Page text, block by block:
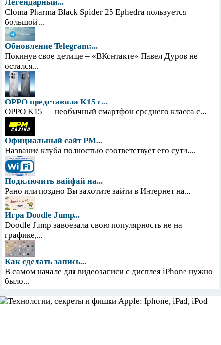
Легендарный...
Cloma Pharma Black Spider 25 Ephedra пользуется
большой ...
Обновление Telegram:...
Покинув свое детище – «ВКонтакте» Павел Дуров не
остался...
OPPO представила K15 с...
OPPO K15 — необычный смартфон среднего класса с...
Официальный сайт PM...
Название клуба полностью соответствует его сути....
Подключить вайфай на...
Рано или поздно Вы захотите зайти в Интернет на...
Игра Doodle Jump...
Doodle Jump завоевала свою популярность не на
графике,...
Как сделать запись...
В самом начале для видеозаписи с дисплея iPhone нужно
было...